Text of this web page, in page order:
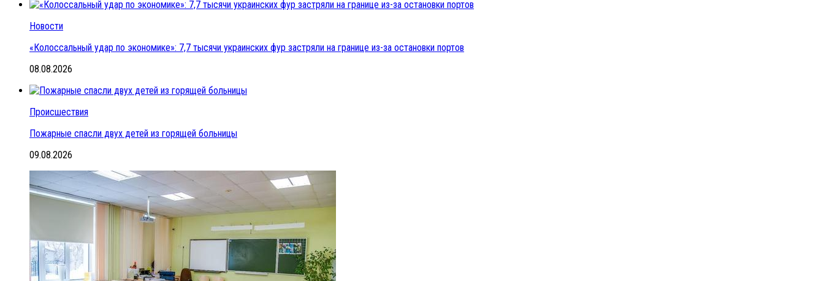
Новости
«Колоссальный удар по экономике»: 7,7 тысячи украинских фур застряли на границе из-за остановки портов
08.08.2026
Происшествия
Пожарные спасли двух детей из горящей больницы
09.08.2026